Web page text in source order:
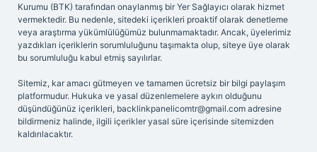
Kurumu (BTK) tarafından onaylanmış bir Yer Sağlayıcı olarak hizmet
vermektedir. Bu nedenle, sitedeki içerikleri proaktif olarak denetleme
veya araştırma yükümlülüğümüz bulunmamaktadır. Ancak, üyelerimiz
yazdıkları içeriklerin sorumluluğunu taşımakta olup, siteye üye olarak
bu sorumluluğu kabul etmiş sayılırlar.
Sitemiz, kar amacı gütmeyen ve tamamen ücretsiz bir bilgi paylaşım
platformudur. Hukuka ve yasal düzenlemelere aykırı olduğunu
düşündüğünüz içerikleri, backlinkpanelicomtr@gmail.com adresine
bildirmeniz halinde, ilgili içerikler yasal süre içerisinde sitemizden
kaldırılacaktır.